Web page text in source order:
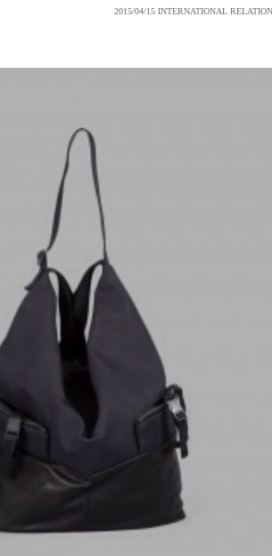
2015/04/15 INTERNATIONAL RELATION